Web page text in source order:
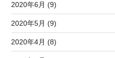
2020年6月 (9)
2020年5月 (9)
2020年4月 (8)